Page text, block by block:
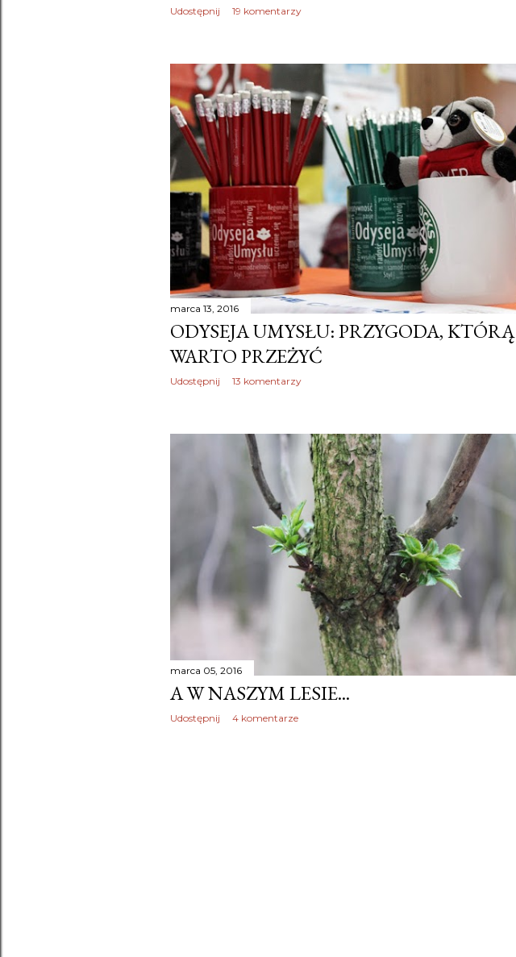
Udostępnij 19 komentarzy
marca 13, 2016
ODYSEJA UMYSŁU: PRZYGODA, KTÓRĄ
WARTO PRZEŻYĆ
Udostępnij 13 komentarzy
marca 05, 2016
A W NASZYM LESIE...
Udostępnij 4 komentarze